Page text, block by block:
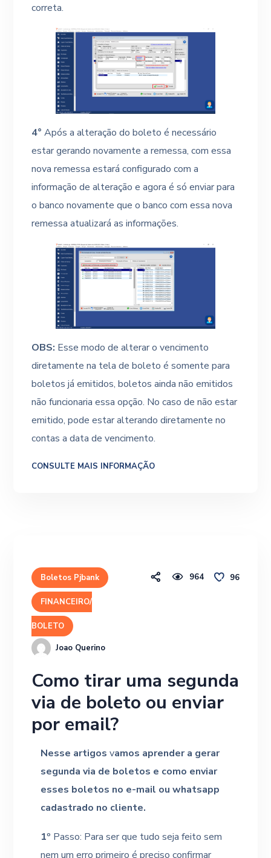
correta.
4° Após a alteração do boleto é necessário
estar gerando novamente a remessa, com essa
nova remessa estará configurado com a
informação de alteração e agora é só enviar para
o banco novamente que o banco com essa nova
remessa atualizará as informações.
OBS: Esse modo de alterar o vencimento
diretamente na tela de boleto é somente para
boletos já emitidos, boletos ainda não emitidos
não funcionaria essa opção. No caso de não estar
emitido, pode estar alterando diretamente no
contas a data de vencimento.
CONSULTE MAIS INFORMAÇÃO
Boletos Pjbank
FINANCEIRO/
BOLETO
Joao Querino
964 96
Como tirar uma segunda
via de boleto ou enviar
por email?
Nesse artigos vamos aprender a gerar
segunda via de boletos e como enviar
esses boletos no e-mail ou whatsapp
cadastrado no cliente.
1º Passo: Para ser que tudo seja feito sem
nem um erro primeiro é preciso confirmar